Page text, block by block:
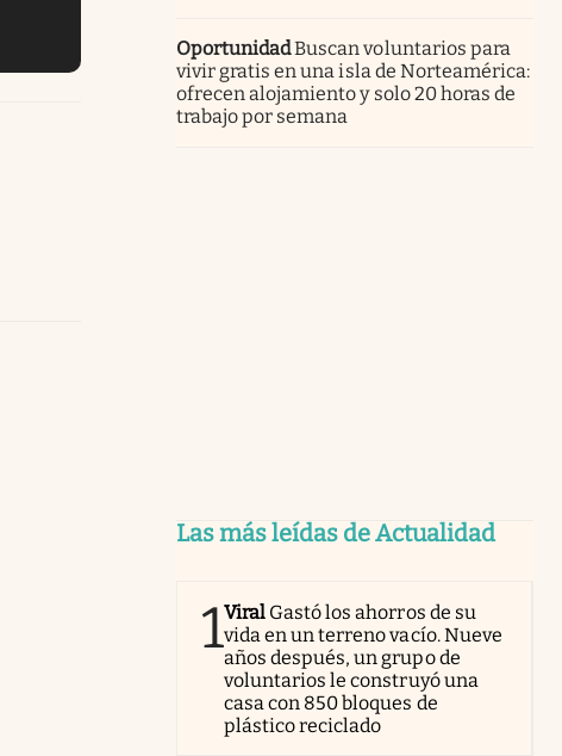
OportunidadBuscan voluntarios para
vivir gratis en una isla de Norteamérica:
ofrecen alojamiento y solo 20 horas de
trabajo por semana
Las más leídas de Actualidad
1Viral Gastó los ahorros de su
vida en un terreno vacío. Nueve
años después, un grupo de
voluntarios le construyó una
casa con 850 bloques de
plástico reciclado